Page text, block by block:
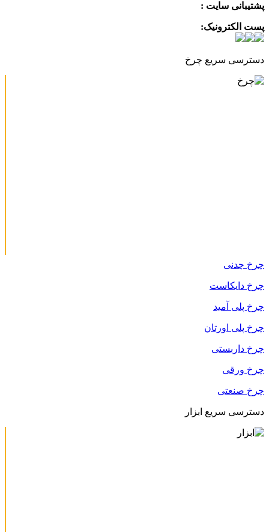
پشتیبانی سایت :
پست الکترونیک:
دسترسی سریع چرخ
چرخ چدنی
چرخ دایکاست
چرخ پلی آمید
چرخ پلی اورتان
چرخ داربستی
چرخ ورقی
چرخ صنعتی
دسترسی سریع ابزار